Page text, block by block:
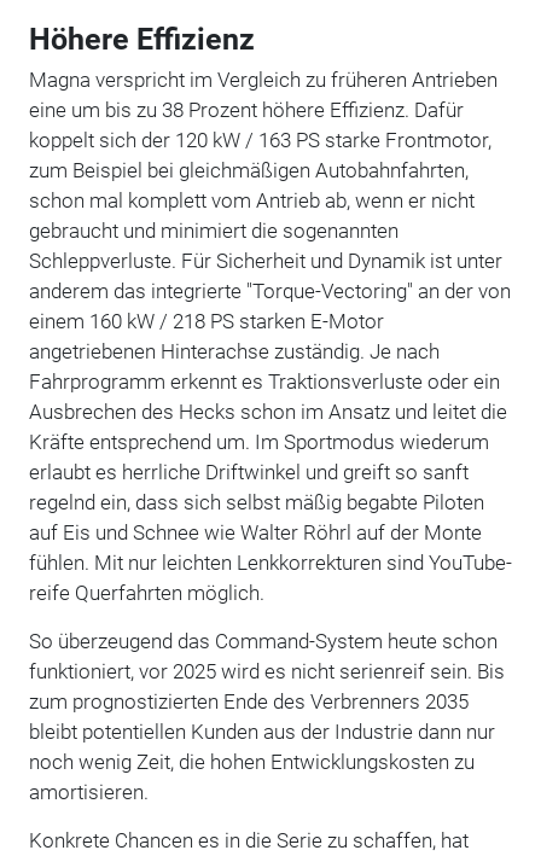
Höhere Effizienz
Magna verspricht im Vergleich zu früheren Antrieben
eine um bis zu 38 Prozent höhere Effizienz. Dafür
koppelt sich der 120 kW / 163 PS starke Frontmotor,
zum Beispiel bei gleichmäßigen Autobahnfahrten,
schon mal komplett vom Antrieb ab, wenn er nicht
gebraucht und minimiert die sogenannten
Schleppverluste. Für Sicherheit und Dynamik ist unter
anderem das integrierte "Torque-Vectoring" an der von
einem 160 kW / 218 PS starken E-Motor
angetriebenen Hinterachse zuständig. Je nach
Fahrprogramm erkennt es Traktionsverluste oder ein
Ausbrechen des Hecks schon im Ansatz und leitet die
Kräfte entsprechend um. Im Sportmodus wiederum
erlaubt es herrliche Driftwinkel und greift so sanft
regelnd ein, dass sich selbst mäßig begabte Piloten
auf Eis und Schnee wie Walter Röhrl auf der Monte
fühlen. Mit nur leichten Lenkkorrekturen sind YouTube-
reife Querfahrten möglich.
So überzeugend das Command-System heute schon
funktioniert, vor 2025 wird es nicht serienreif sein. Bis
zum prognostizierten Ende des Verbrenners 2035
bleibt potentiellen Kunden aus der Industrie dann nur
noch wenig Zeit, die hohen Entwicklungskosten zu
amortisieren.
Konkrete Chancen es in die Serie zu schaffen, hat